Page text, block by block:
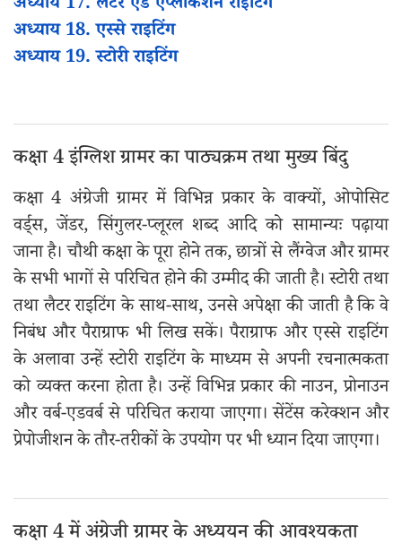
अध्याय 18. एस्से राइटिंग
अध्याय 19. स्टोरी राइटिंग
कक्षा 4 इंग्लिश ग्रामर का पाठ्यक्रम तथा मुख्य बिंदु
कक्षा 4 अंग्रेजी ग्रामर में विभिन्न प्रकार के वाक्यों, ओपोसिट
वर्ड्स, जेंडर, सिंगुलर-प्लूरल शब्द आदि को सामान्यः पढ़ाया
जाना है। चौथी कक्षा के पूरा होने तक, छात्रों से लैंग्वेज और ग्रामर
के सभी भागों से परिचित होने की उम्मीद की जाती है। स्टोरी तथा
तथा लैटर राइटिंग के साथ-साथ, उनसे अपेक्षा की जाती है कि वे
निबंध और पैराग्राफ भी लिख सकें। पैराग्राफ और एस्से राइटिंग
के अलावा उन्हें स्टोरी राइटिंग के माध्यम से अपनी रचनात्मकता
को व्यक्त करना होता है। उन्हें विभिन्न प्रकार की नाउन, प्रोनाउन
और वर्ब-एडवर्ब से परिचित कराया जाएगा। सेंटेंस करेक्शन और
प्रेपोजीशन के तौर-तरीकों के उपयोग पर भी ध्यान दिया जाएगा।
कक्षा 4 में अंग्रेजी ग्रामर के अध्ययन की आवश्यकता